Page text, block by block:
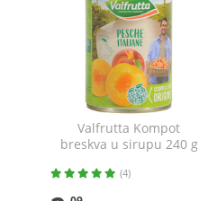
Valfrutta Kompot
breskva u sirupu 240 g
(4)